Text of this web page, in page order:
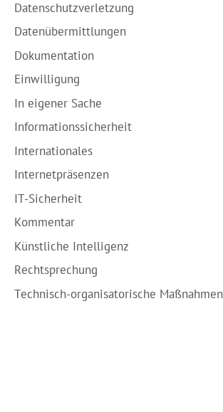
Datenschutzverletzung
Datenübermittlungen
Dokumentation
Einwilligung
In eigener Sache
Informationssicherheit
Internationales
Internetpräsenzen
IT-Sicherheit
Kommentar
Künstliche Intelligenz
Rechtsprechung
Technisch-organisatorische Maßnahmen